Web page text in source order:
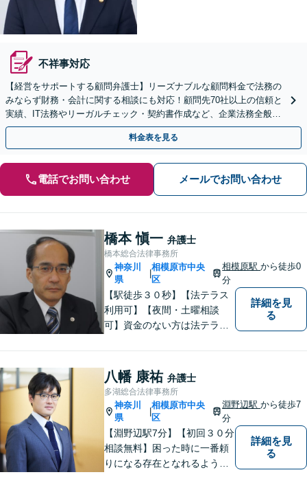
不祥事対応
【経営をサポートする顧問弁護士】リーズナブルな顧問料金で法務の
みならず財務・会計に関する相談にも対応！顧問先70社以上の信頼と
実績、IT法務やリーガルチェック・契約書作成など、企業法務全般に
ついてお気軽にご相談ください。
料金表を見る
電話でお問い合わせ メールでお問い合わせ
橋本 愼一 弁護士
橋本総合法律事務所
神奈川
県
相模原市中央
区
相模原駅から徒歩0
分
【駅徒歩３０秒】【法テラス
利用可】【夜間・土曜相談
可】資金のない方は法テラス
けて丁寧に、迅速に対応しま
す。住宅ローンの支払で悩ま
れている方も一度ご相談くだ
さい。最高の結果が出せるよ
う自己研鑽を怠らず質の高い
仕事を目指します。
詳細を見
る
八幡 康祐 弁護士
多湖総合法律事務所
神奈川
県
相模原市中央
区
淵野辺駅から徒歩7
分
【淵野辺駅7分】【初回３０分
相談無料】困った時に一番頼
りになる存在となれるよう、
詳細を見
る